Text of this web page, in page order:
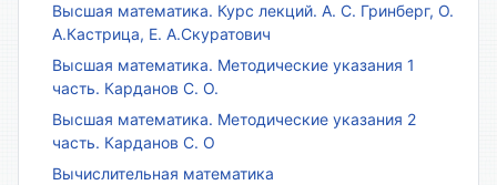
Высшая математика. Курс лекций. А. С. Гринберг, О.
А.Кастрица, Е. А.Скуратович
Высшая математика. Методические указания 1
часть. Карданов С. О.
Высшая математика. Методические указания 2
часть. Карданов С. О
Вычислительная математика